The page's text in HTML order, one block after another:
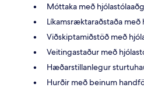
Móttaka með
Líkamsræktaraðstaða með
Viðskiptamiðstöð með
Veitingastaður með
Hæðarstillanlegur
Hurðir með beinum